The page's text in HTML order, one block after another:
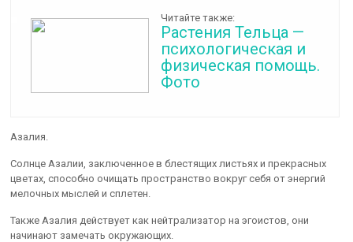
Читайте также:
Растения Тельца —
психологическая и
физическая помощь.
Фото
Азалия.
Солнце Азалии, заключенное в блестящих листьях и прекрасных
цветах, способно очищать пространство вокруг себя от энергий
мелочных мыслей и сплетен.
Также Азалия действует как нейтрализатор на эгоистов, они
начинают замечать окружающих.